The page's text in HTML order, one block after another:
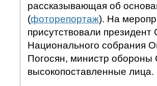
рассказывающая об
(фоторепортаж). На
присутствовали
Национального собрания
Погосян, министр обороны
высокопоставленные лица.